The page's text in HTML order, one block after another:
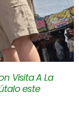
Visita A La
este